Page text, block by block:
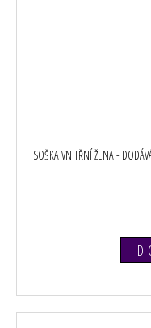
SOŠKA VNITŘNÍ ŽENA -